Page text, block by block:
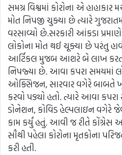
સમગ્ર વિશ્વમાં કોરોના એ હાહાકાર
મોત નિપજી ચુક્યા છે ત્યારે
વરસાવ્યો છે.સરકારી આંકડા
લોકોના મોત થઈ ચૂક્યા છે પરંતુ
આર્ટિકલ મુજબ આશરે બે લાખ
નિપજ્યા છે. આવા કપરા સમયમાં
ઓક્સિજન, સારવાર વગેરે બાબતે
કરવો પડ્યો હતો. ત્યારે આવા કપરા
ડોનેશન, કોવિડ હેલ્પલાઇન વગેરે
કામ કર્યું હતું. આવી જ રીતે
સૌથી પહેલા કોરોના મૃતકોના
કરી હતી.